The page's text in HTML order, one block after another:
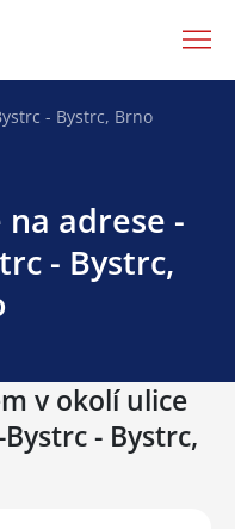
- Bystrc, Brno
adrese -
- Bystrc,
v okolí ulice
- Bystrc,